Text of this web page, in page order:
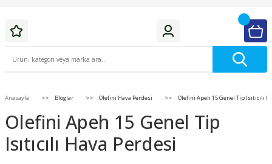
Anasayfa Bloglar Olefini Hava Perdesi Olefini Apeh 15 Genel Tip Isıtıcılı
Olefini Apeh 15 Genel Tip
Isıtıcılı Hava Perdesi